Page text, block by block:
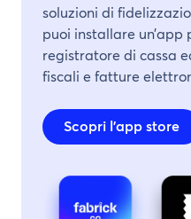
soluzioni di
puoi installare un’app
registratore di cassa
fiscali e fatture
Scopri l'app store